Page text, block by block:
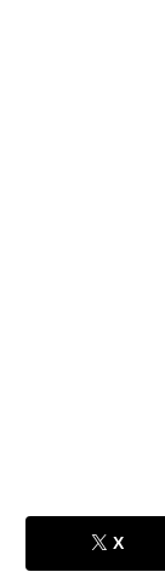
X